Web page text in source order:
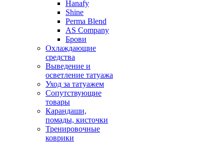
Hanafy
Shine
Perma Blend
AS Company
Брови
Охлаждающие
средства
Выведение и
осветление татуажа
Уход за татуажем
Сопутствующие
товары
Карандаши,
помады, кисточки
Тренировочные
коврики